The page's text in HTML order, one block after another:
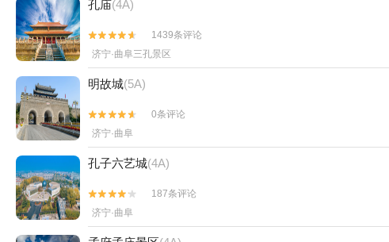
孔庙(4A)


1439条评论
济宁·曲阜三孔景区
明故城(5A)


0条评论
济宁·曲阜
孔子六艺城(4A)


187条评论
济宁·曲阜